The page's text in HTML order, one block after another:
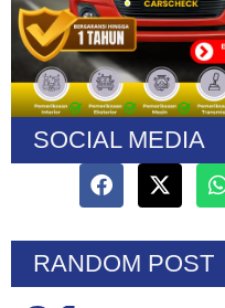
SOCIAL MEDIA
RANDOM POST